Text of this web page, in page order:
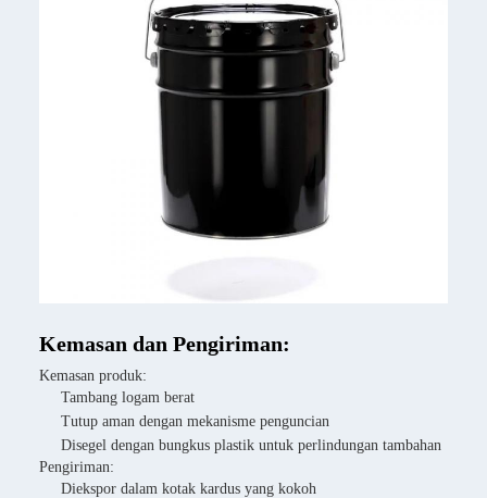
Kemasan dan Pengiriman:
Kemasan produk:
Tambang logam berat
Tutup aman dengan mekanisme penguncian
Disegel dengan bungkus plastik untuk perlindungan tambahan
Pengiriman:
Diekspor dalam kotak kardus yang kokoh